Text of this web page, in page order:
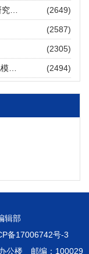
j.cnki.2095-
(2649)
(2587)
(2305)
(2494)
辑部
备17006742号-3
公楼 邮编：100029